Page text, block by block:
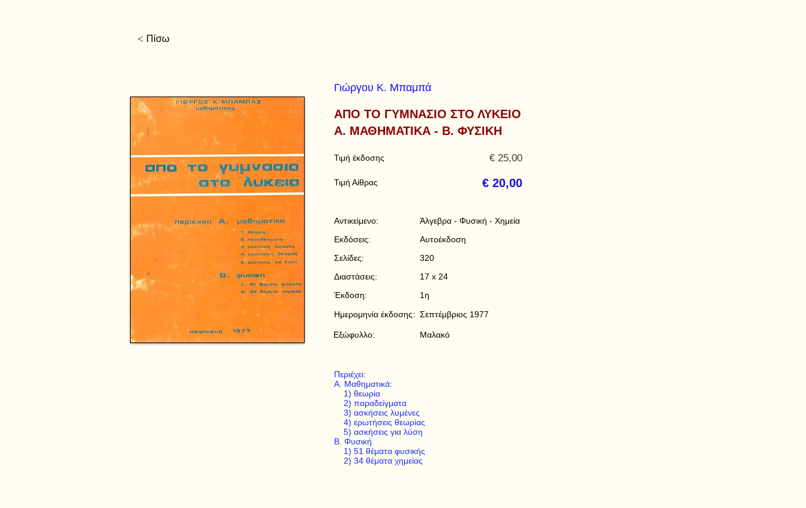
< Πίσω
Γιώργου Κ. Μπαμπά
ΑΠΟ ΤΟ ΓΥΜΝΑΣΙΟ ΣΤΟ ΛΥΚΕΙΟ
Α. ΜΑΘΗΜΑΤΙΚΑ - Β. ΦΥΣΙΚΗ
Τιμή έκδοσης
Τιμή Αίθρας
€ 25,00
€ 20,00
Αντικείμενο:
Άλγεβρα - Φυσική - Χημεία
Εκδόσεις:
Αυτοέκδοση
Σελίδες:
320
Διαστάσεις:
17 x 24
Έκδοση:
1η
Ημερομηνία έκδοσης: Σεπτέμβριος 1977
Μαλακό
Εξώφυλλο:
Περιέχει:
Α. Μαθηματικά:
1) θεωρία
2) παραδείγματα
3) ασκήσεις λυμένες
4) ερωτήσεις θεωρίας
5) ασκήσεις για λύση
Β. Φυσική
1) 51 θέματα φυσικής
2) 34 θέματα χημείας